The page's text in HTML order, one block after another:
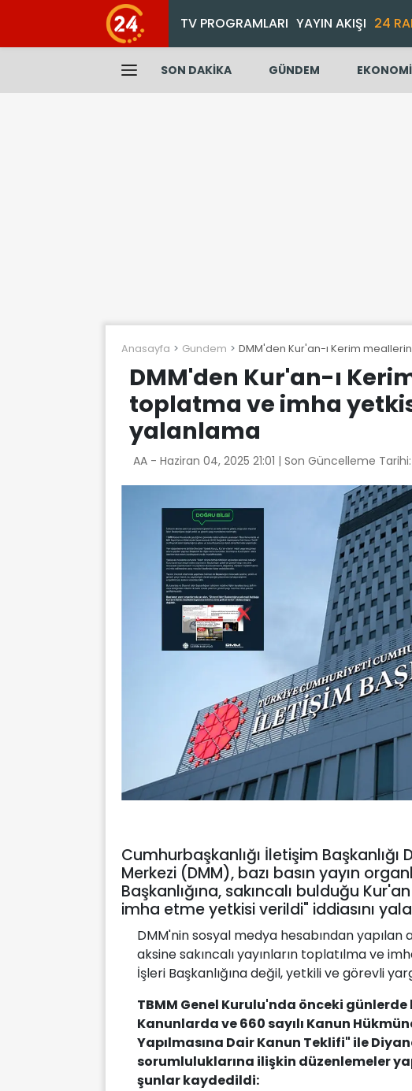
TV PROGRAMLARI YAYIN AKIŞI 24
SON DAKİKA GÜNDEM EKONOMİ
Anasayfa Gundem DMM'den Kur'an-ı Kerim
DMM'den Kur'an-ı
toplatma ve imha
yalanlama
AA - Haziran 04, 2025 21:01 | Son Güncelleme Tarihi:
Cumhurbaşkanlığı İletişim
Merkezi (DMM), bazı basın yayın
Başkanlığına, sakıncalı bulduğu
imha etme yetkisi verildi" iddiasını
DMM'nin sosyal medya hesabından yapılan
aksine sakıncalı yayınların toplatılma ve
İşleri Başkanlığına değil, yetkili ve görevli
TBMM Genel Kurulu'nda önceki
Kanunlarda ve 660 sayılı Kanun
Yapılmasına Dair Kanun Teklifi" ile
sorumluluklarına ilişkin düzenlemeler
şunlar kaydedildi: